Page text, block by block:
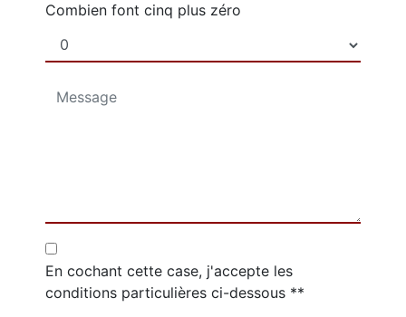
Combien font cinq plus zéro
En cochant cette case, j'accepte les
conditions particulières ci-dessous **